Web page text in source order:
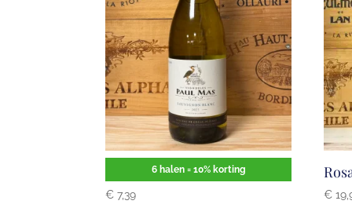
6 halen = 10% korting
Paul Mas Sauvignon Blanc
€ 7,39 €